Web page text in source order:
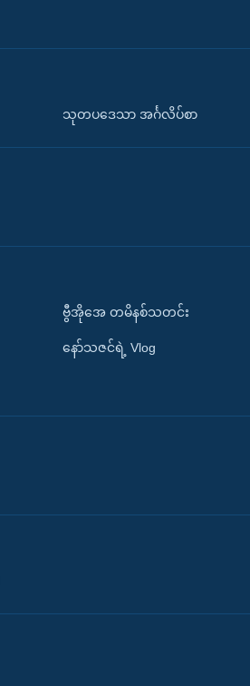
သုတပဒေသာ အင်္ဂလိပ်စာ
ဗွီအိုအေ တမိနစ်သတင်း
နော်သဇင်ရဲ့ Vlog